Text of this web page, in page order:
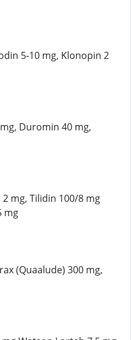
5-10 mg, Klonopin 2
Duromin 40 mg,
mg, Tilidin 100/8 mg
mg
(Quaalude) 300 mg,